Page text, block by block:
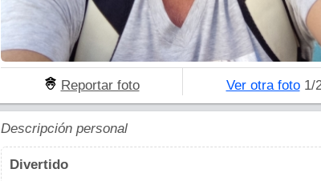
Reportar foto Ver otra foto1/
Descripción personal
Divertido